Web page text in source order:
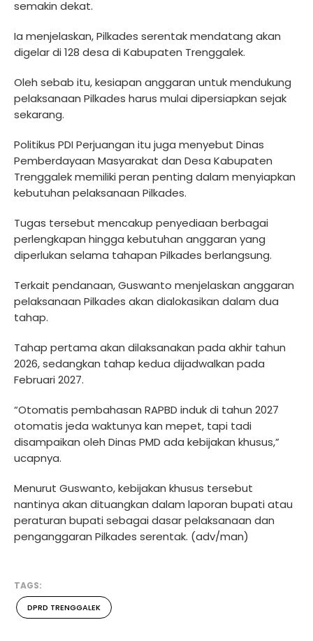
semakin dekat.
Ia menjelaskan, Pilkades serentak mendatang akan
digelar di 128 desa di Kabupaten Trenggalek.
Oleh sebab itu, kesiapan anggaran untuk mendukung
pelaksanaan Pilkades harus mulai dipersiapkan sejak
sekarang.
Politikus PDI Perjuangan itu juga menyebut Dinas
Pemberdayaan Masyarakat dan Desa Kabupaten
Trenggalek memiliki peran penting dalam menyiapkan
kebutuhan pelaksanaan Pilkades.
Tugas tersebut mencakup penyediaan berbagai
perlengkapan hingga kebutuhan anggaran yang
diperlukan selama tahapan Pilkades berlangsung.
Terkait pendanaan, Guswanto menjelaskan anggaran
pelaksanaan Pilkades akan dialokasikan dalam dua
tahap.
Tahap pertama akan dilaksanakan pada akhir tahun
2026, sedangkan tahap kedua dijadwalkan pada
Februari 2027.
“Otomatis pembahasan RAPBD induk di tahun 2027
otomatis jeda waktunya kan mepet, tapi tadi
disampaikan oleh Dinas PMD ada kebijakan khusus,”
ucapnya.
Menurut Guswanto, kebijakan khusus tersebut
nantinya akan dituangkan dalam laporan bupati atau
peraturan bupati sebagai dasar pelaksanaan dan
penganggaran Pilkades serentak. (adv/man)
TAGS:
DPRD TRENGGALEK